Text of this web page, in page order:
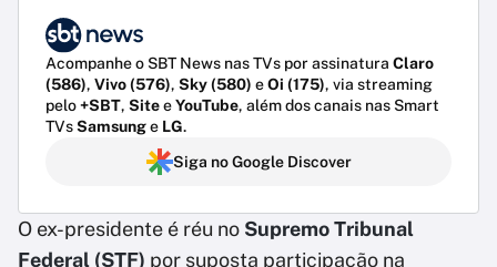
Acompanhe o SBT News nas TVs por assinatura Claro
(586), Vivo (576), Sky (580) eOi (175), via streaming
pelo+SBT, SiteeYouTube, além dos canais nas Smart
TVsSamsunge LG.
Siga no Google Discover
O ex-presidente é réu no Supremo Tribunal
Federal (STF) por suposta participação na